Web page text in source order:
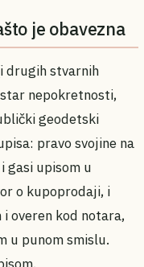
je obavezna
drugih stvarnih
nepokretnosti,
geodetski
pravo svojine na
gasi upisom u
o kupoprodaji, i
overen kod notara,
u punom smislu.